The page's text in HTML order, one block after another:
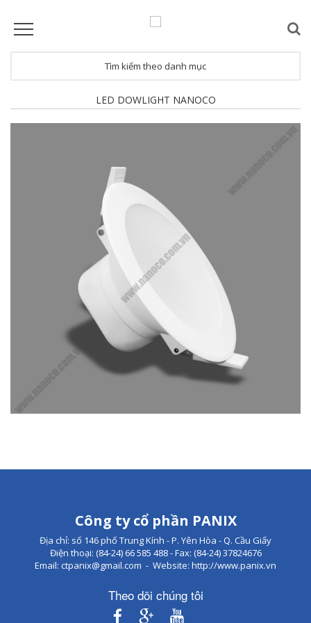
Tìm kiếm theo danh mục
LED DOWLIGHT NANOCO
Công ty cổ phần PANIX
Địa chỉ: số 146 phố Trung Kính - P. Yên Hòa - Q. Cầu Giấy
Điện thoại: (84-24) 66 585 488 - Fax: (84-24) 37824676
Email: ctpanix@gmail.com - Website: http://www.panix.vn
Theo dõi chúng tôi